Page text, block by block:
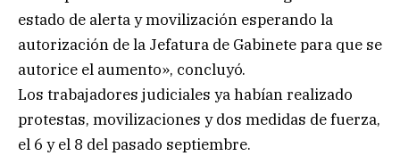
estado de alerta y movilización esperando la
autorización de la Jefatura de Gabinete para que se
autorice el aumento», concluyó.
Los trabajadores judiciales ya habían realizado
protestas, movilizaciones y dos medidas de fuerza,
el 6 y el 8 del pasado septiembre.